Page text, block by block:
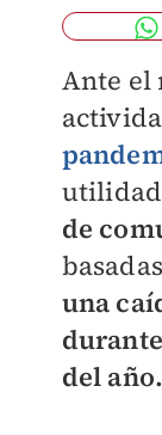
Ante el
de
una
del año.